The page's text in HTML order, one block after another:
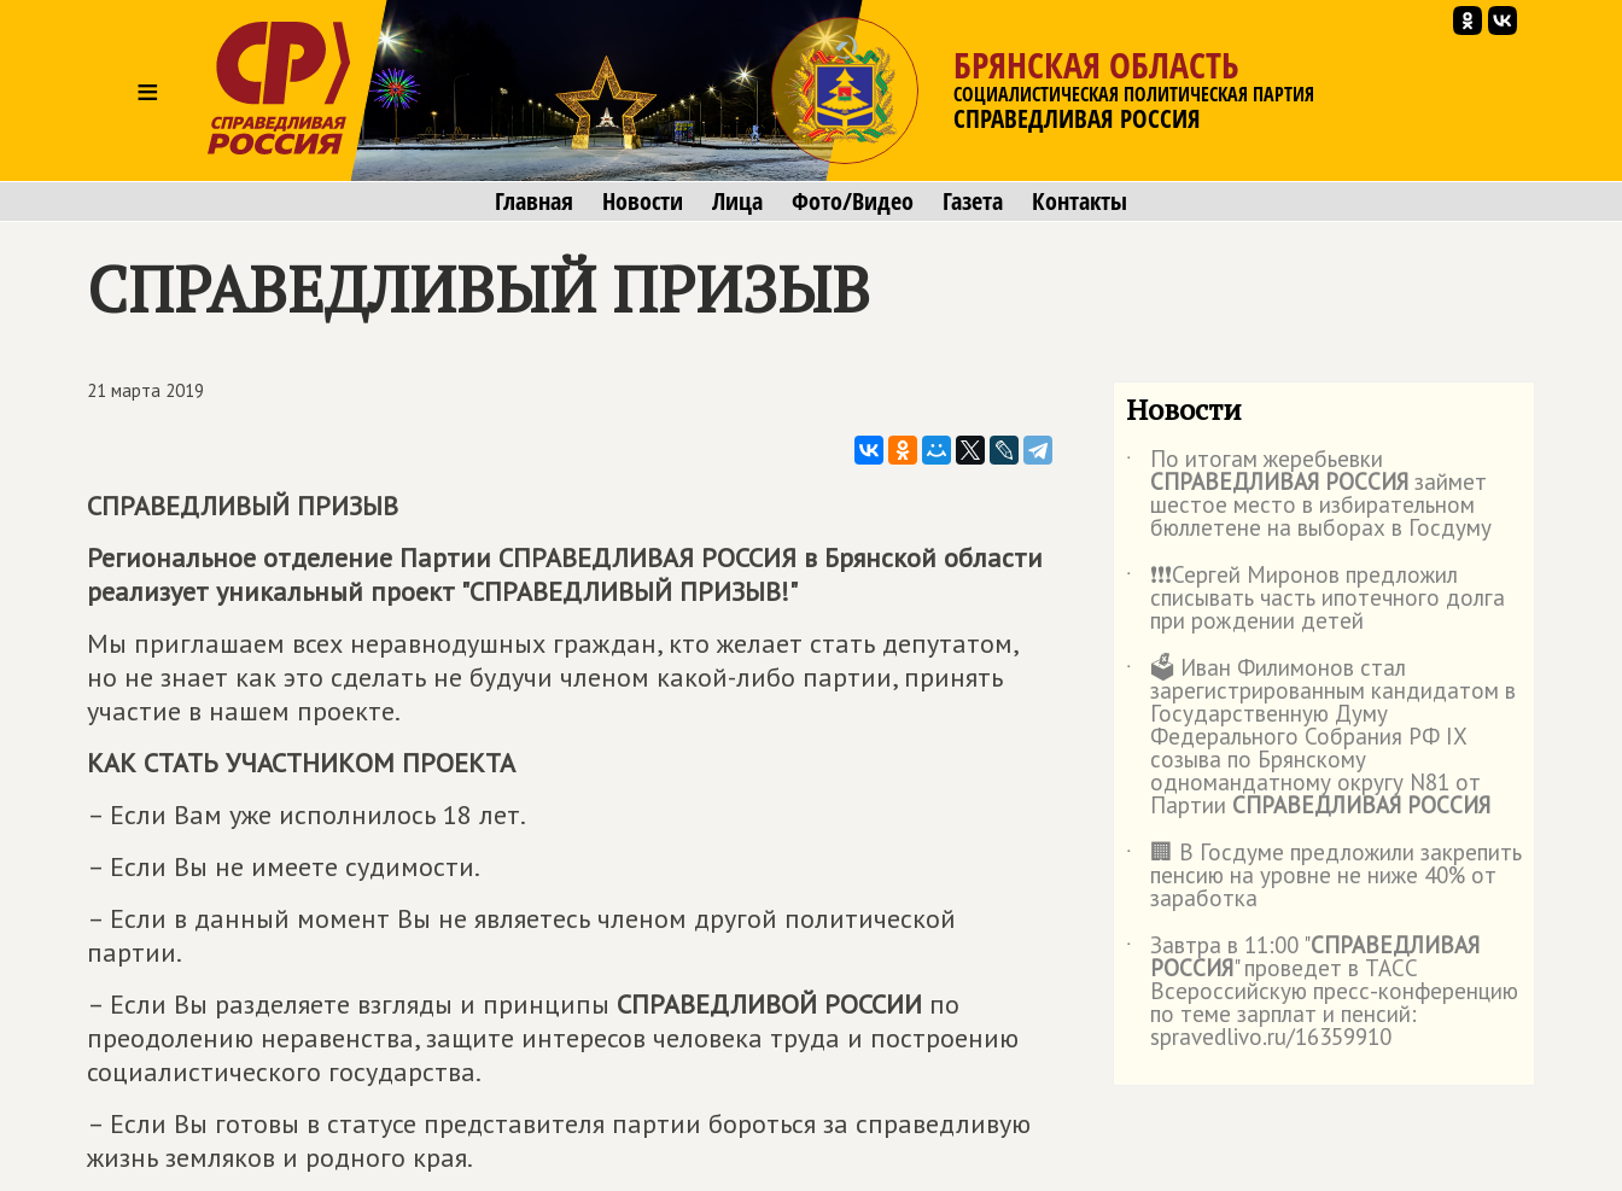
≡
БРЯНСКАЯ ОБЛАСТЬ
СОЦИАЛИСТИЧЕСКАЯ ПОЛИТИЧЕСКАЯ ПАРТИЯ
СПРАВЕДЛИВАЯ РОССИЯ
Главная Новости Лица Фото/Видео Газета Контакты
СПРАВЕДЛИВЫЙ ПРИЗЫВ
21 марта 2019
СПРАВЕДЛИВЫЙ ПРИЗЫВ
Региональное отделение Партии СПРАВЕДЛИВАЯ РОССИЯ в Брянской области
реализует уникальный проект "СПРАВЕДЛИВЫЙ ПРИЗЫВ!"
Мы приглашаем всех неравнодушных граждан, кто желает стать депутатом,
но не знает как это сделать не будучи членом какой-либо партии, принять
участие в нашем проекте.
КАК СТАТЬ УЧАСТНИКОМ ПРОЕКТА
– Если Вам уже исполнилось 18 лет.
– Если Вы не имеете судимости.
– Если в данный момент Вы не являетесь членом другой политической
партии.
– Если Вы разделяете взгляды и принципы СПРАВЕДЛИВОЙ РОССИИ по
преодолению неравенства, защите интересов человека труда и построению
социалистического государства.
– Если Вы готовы в статусе представителя партии бороться за справедливую
жизнь земляков и родного края.
Новости
˙ По итогам жеребьевки
СПРАВЕДЛИВАЯ РОССИЯ займет
шестое место в избирательном
бюллетене на выборах в Госдуму
˙
❗️❗️❗️Сергей Миронов предложил
списывать часть ипотечного долга
при рождении детей
˙
🗳️ Иван Филимонов стал
зарегистрированным кандидатом в
Государственную Думу
Федерального Собрания РФ IX
созыва по Брянскому
одномандатному округу N81 от
Партии СПРАВЕДЛИВАЯ РОССИЯ
˙
🏢 В Госдуме предложили закрепить
пенсию на уровне не ниже 40% от
заработка
˙
Завтра в 11:00 "СПРАВЕДЛИВАЯ
РОССИЯ" проведет в ТАСС
Всероссийскую пресс-конференцию
по теме зарплат и пенсий:
spravedlivo.ru/16359910